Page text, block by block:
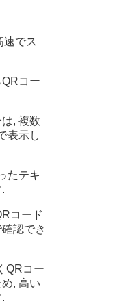
速でス
コー
, 複数
表示し
たテキ
コード
認でき
QRコー
, 高い